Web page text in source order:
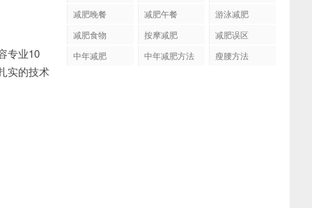
专业10
实的技术
减肥晚餐
减肥午餐
游泳减肥
减肥食物
按摩减肥
减肥误区
中年减肥
中年减肥方法 瘦腰方法